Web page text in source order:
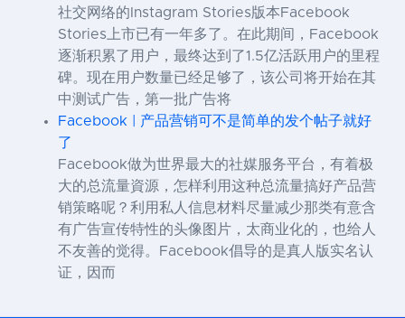
社交网络的Instagram Stories版本Facebook
Stories上市已有一年多了。在此期间，Facebook
逐渐积累了用户，最终达到了1.5亿活跃用户的里程
碑。现在用户数量已经足够了，该公司将开始在其
中测试广告，第一批广告将
Facebook | 产品营销可不是简单的发个帖子就好
了
Facebook做为世界最大的社媒服务平台，有着极
大的总流量資源，怎样利用这种总流量搞好产品营
销策略呢？利用私人信息材料尽量减少那类有意含
有广告宣传特性的头像图片，太商业化的，也给人
不友善的觉得。Facebook倡导的是真人版实名认
证，因而